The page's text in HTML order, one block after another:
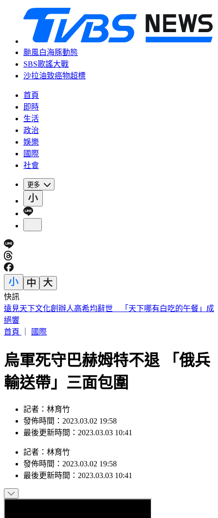
颱風白海豚動態
SBS歌謠大戰
沙拉油致癌物超標
首頁
即時
生活
政治
娛樂
國際
社會
更多
快訊
化妝師陳聆薇病逝！江蕙爆哭不敢到場：：早知道讓她多化一
點
首頁
國際
烏軍死守巴赫姆特不退 「俄兵
輸送帶」三面包圍
記者：林育竹
發佈時間：2023.03.02 19:58
最後更新時間：2023.03.03 10:41
記者 ： 林育竹
發佈時間： 2023.03.02 19:58
最後更新時間： 2023.03.03 10:41